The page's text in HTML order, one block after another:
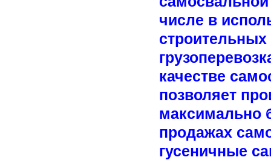
числе в
строительных
качестве
позволяет
максимально
продажах
гусеничные